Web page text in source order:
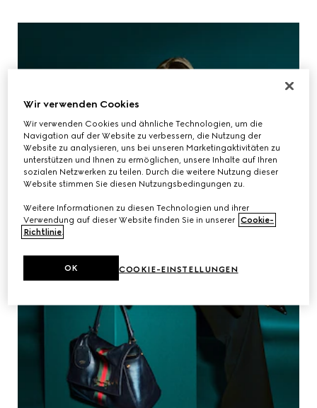
Wir verwenden Cookies
Wir verwenden Cookies und ähnliche Technologien, um die
Navigation auf der Website zu verbessern, die Nutzung der
Website zu analysieren, uns bei unseren Marketingaktivitäten zu
unterstützen und Ihnen zu ermöglichen, unsere Inhalte auf Ihren
sozialen Netzwerken zu teilen. Durch die weitere Nutzung dieser
Website stimmen Sie diesen Nutzungsbedingungen zu.
Weitere Informationen zu diesen Technologien und ihrer
Verwendung auf dieser Website finden Sie in unserer Cookie-
Richtlinie.
COOKIE-EINSTELLUNGEN
OK